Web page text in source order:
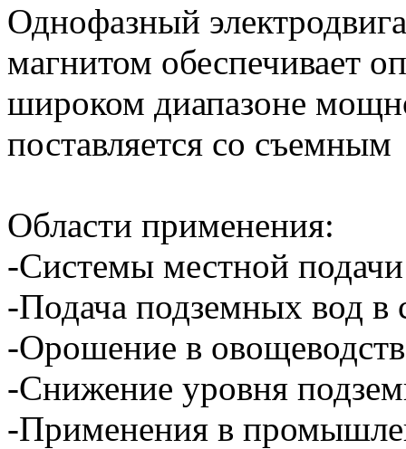
Однофазный
магнитом обеспечивает
широком диапазоне
поставляется со
Области применения:
-Системы местной
-Подача подземных вод в
-Орошение в
-Снижение уровня
-Применения в